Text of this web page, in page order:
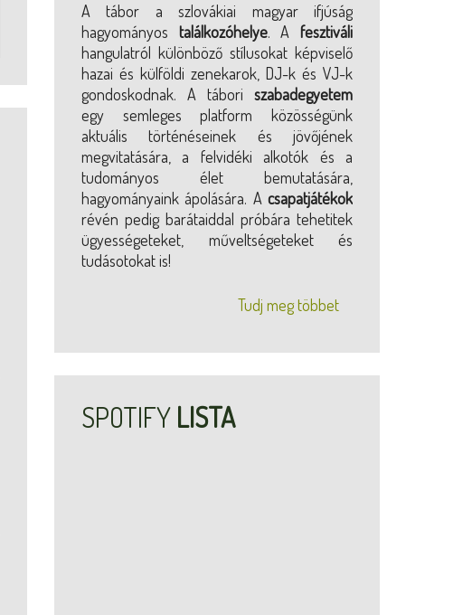
A tábor a szlovákiai magyar ifjúság
hagyományos találkozóhelye. Afesztiváli
hangulatról különböző stílusokat képviselő
hazai és külföldi zenekarok, DJ-k és VJ-k
gondoskodnak. A tábori szabadegyetem
egy semleges platform közösségünk
aktuális történéseinek és jövőjének
megvitatására, a felvidéki alkotók és a
tudományos élet bemutatására,
hagyományaink ápolására. A csapatjátékok
révén pedig barátaiddal próbára tehetitek
ügyességeteket, műveltségeteket és
tudásotokat is!
Tudj meg többet
SPOTIFY LISTA